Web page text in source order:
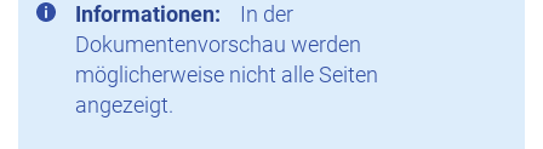
Informationen:
In der
Dokumentenvorschau werden
möglicherweise nicht alle Seiten
angezeigt.